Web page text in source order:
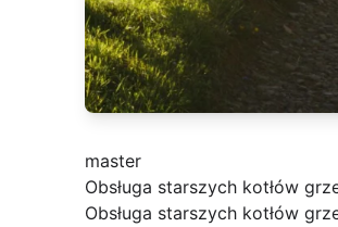
master
Obsługa starszych kotłów
Obsługa starszych kotłów